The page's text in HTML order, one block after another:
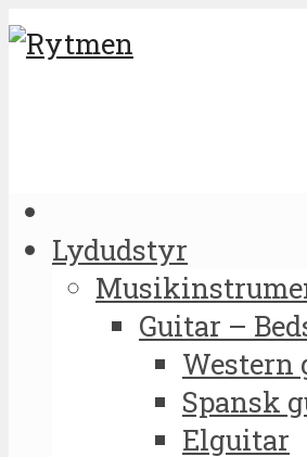
Lydudstyr
Guitar –
Western
Spansk
Elguitar